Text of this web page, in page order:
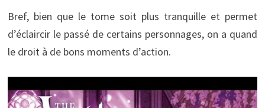
Bref, bien que le tome soit plus tranquille et permet
d’éclaircir le passé de certains personnages, on a quand
le droit à de bons moments d’action.